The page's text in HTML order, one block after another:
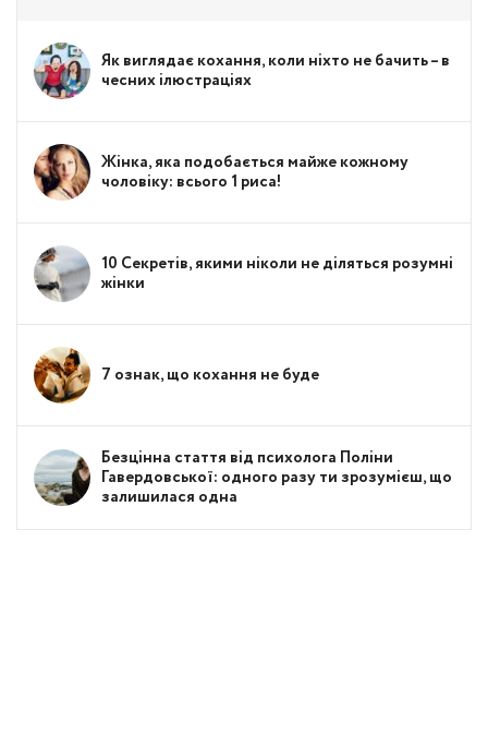
Як виглядає кохання, коли ніхто не бачить – в
чесних ілюстраціях
Жінка, яка подобається майже кожному
чоловіку: всього 1 риса!
10 Секретів, якими ніколи не діляться розумні
жінки
7 ознак, що кохання не буде
Безцінна стаття від психолога Поліни
Гавердовської: одного разу ти зрозумієш, що
залишилася одна